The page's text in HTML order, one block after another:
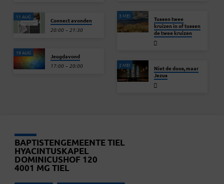
11 AUG Connect avonden
20:00 – 21:30
19 AUG Jeugdavond
17:00 – 20:00
3 MEI
Tussen twee
kruizen in of tussen
de twee kruizen
2 MEI
Niet de doos, maar
Jezus
BAPTISTENGEMEENTE TIEL
HYACINTUSKAPEL
DOMINICUSHOF 120
4001 MG TIEL